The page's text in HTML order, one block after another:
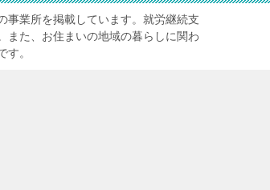
事業所を掲載しています。就労継続支
また、お住まいの地域の暮らしに関わ
。